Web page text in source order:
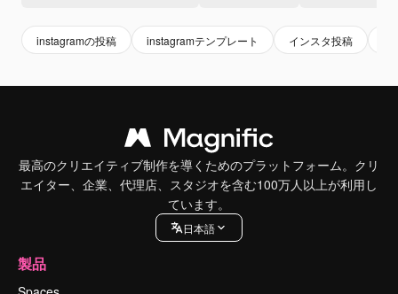
instagramの投稿 instagramテンプレート インスタ投稿
最高のクリエイティブ制作を導くためのプラットフォーム。クリ
エイター、企業、代理店、スタジオを含む100万人以上が利用し
ています。
日本語
製品